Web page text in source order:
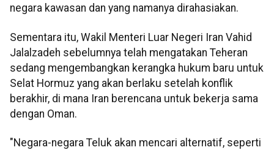
negara kawasan dan yang namanya dirahasiakan.
Sementara itu, Wakil Menteri Luar Negeri Iran Vahid
Jalalzadeh sebelumnya telah mengatakan Teheran
sedang mengembangkan kerangka hukum baru untuk
Selat Hormuz yang akan berlaku setelah konflik
berakhir, di mana Iran berencana untuk bekerja sama
dengan Oman.
"Negara-negara Teluk akan mencari alternatif, seperti